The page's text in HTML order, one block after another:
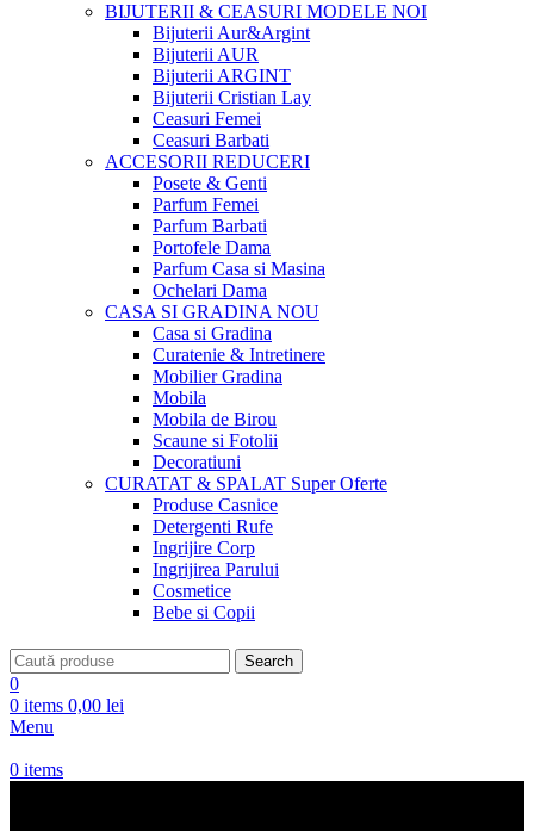
BIJUTERII & CEASURI MODELE NOI
Bijuterii Aur&Argint
Bijuterii AUR
Bijuterii ARGINT
Bijuterii Cristian Lay
Ceasuri Femei
Ceasuri Barbati
ACCESORII REDUCERI
Posete & Genti
Parfum Femei
Parfum Barbati
Portofele Dama
Parfum Casa si Masina
Ochelari Dama
CASA SI GRADINANOU
Casa si Gradina
Curatenie & Intretinere
Mobilier Gradina
Mobila
Mobila de Birou
Scaune si Fotolii
Decoratiuni
CURATAT & SPALAT Super Oferte
Produse Casnice
Detergenti Rufe
Ingrijire Corp
Ingrijirea Parului
Cosmetice
Bebe si Copii
Search
0
0 items 0,00 lei
Menu
0 items